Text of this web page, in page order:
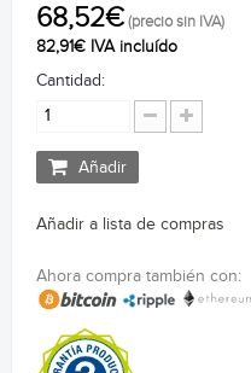
68,52€(precio sin IVA)
82,91€ IVA incluído
Cantidad:
Añadir
Añadir a lista de compras
Ahora compra también con: